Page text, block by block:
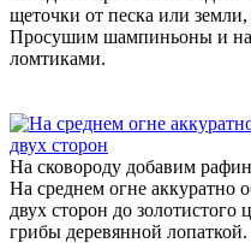
щеточки от песка или
Просушим шампиньоны и
ломтиками.
На сковороду добавим
На среднем огне аккуратно
двух сторон до
грибы деревянной лопаткой.